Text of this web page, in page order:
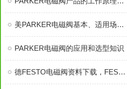
美PARKER电磁阀基本、适用场合和选用原则
PARKER电磁阀的应用和选型知识
德FESTO电磁阀资料下载，FESTO电磁阀